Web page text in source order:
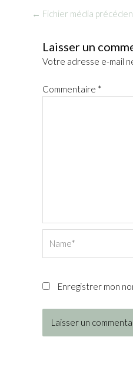
← Fichier média
Laisser un
Votre adresse e-mail
Commentaire *
Enregistrer mon